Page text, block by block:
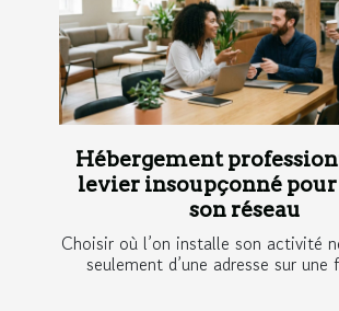
Hébergement
levier insoupçonné
son réseau
Choisir où l’on installe son activité
seulement d’une adresse sur une